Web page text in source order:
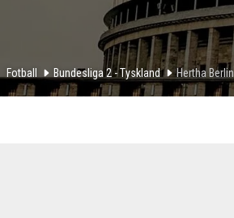
Fotball Bundesliga 2 - Tyskland Hertha Berlin